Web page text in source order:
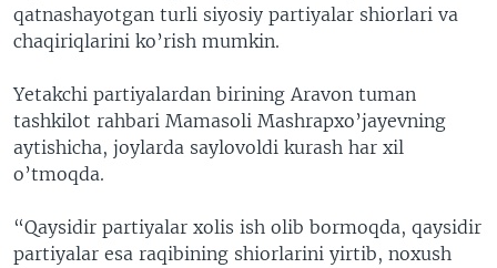
qatnashayotgan turli siyosiy partiyalar shiorlari va
chaqiriqlarini ko’rish mumkin.
Yetakchi partiyalardan birining Aravon tuman
tashkilot rahbari Mamasoli Mashrapxo’jayevning
aytishicha, joylarda saylovoldi kurash har xil
o’tmoqda.
“Qaysidir partiyalar xolis ish olib bormoqda, qaysidir
partiyalar esa raqibining shiorlarini yirtib, noxush